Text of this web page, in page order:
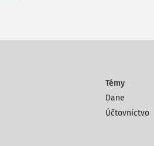
Témy
Dane
Účtovníctvo